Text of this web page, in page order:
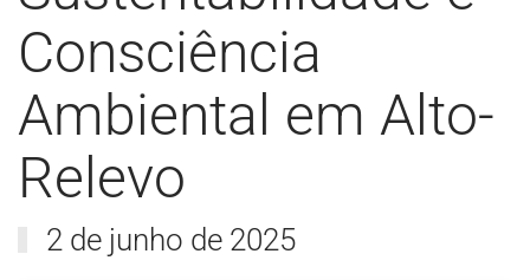
Consciência
Ambiental em Alto-
Relevo
2 de junho de 2025